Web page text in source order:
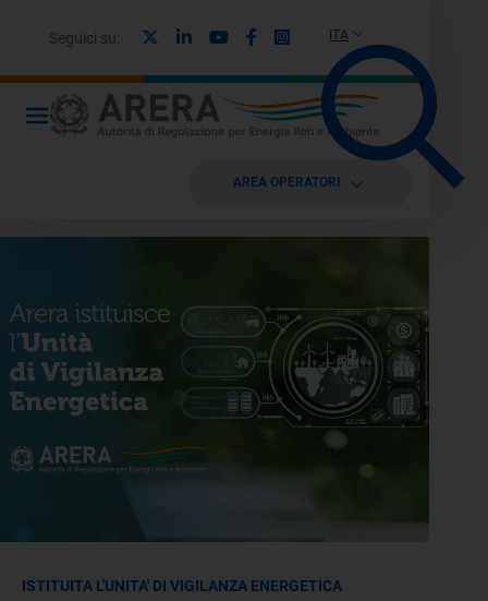
ITA
Seguici su: LinkedinYoutubeFacebook
Instagram
AREA OPERATORI
ISTITUITA L'UNITA' DI VIGILANZA ENERGETICA